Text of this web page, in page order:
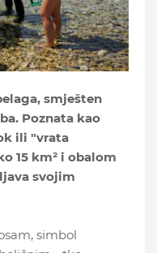
smješten
Poznata kao
ili "vrata
15 km² i obalom
svojim
simbol